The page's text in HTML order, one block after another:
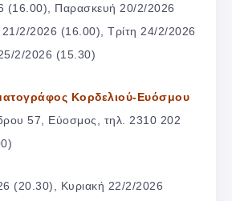
(16.00), Παρασκευή 20/2/2026
2/2026 (16.00), Τρίτη 24/2/2026
2/2026 (15.30)
Κορδελιού-Ευόσμου
57, Εύοσμος, τηλ. 2310 202
(20.30), Κυριακή 22/2/2026